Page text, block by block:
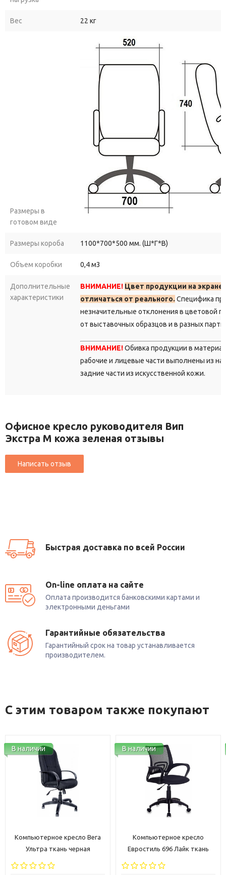
Вес 22 кг
Размеры в
готовом виде
Размеры короба 1100*700*500 мм. (Ш*Г*В)
Объем коробки 0,4 м3
Дополнительные
характеристики
ВНИМАНИЕ! Цвет продукции на
отличаться от реального. Специфика
незначительные отклонения в цветовой
от выставочных образцов и в разных
ВНИМАНИЕ!Обивка продукции в
рабочие и лицевые части выполнены из
задние части из искусственной кожи.
Офисное кресло руководителя Вип
Экстра M кожа зеленая отзывы
Быстрая доставка по всей России
On-line оплата на сайте
Оплата производится банковскими картами и
электронными деньгами
Гарантийные обязательства
Гарантийный срок на товар устанавливается
производителем.
С этим товаром также покупают
В наличии
Компьютерное кресло Вега
Ультра ткань черная
В наличии
Компьютерное кресло
Евростиль 696 Лайк ткань